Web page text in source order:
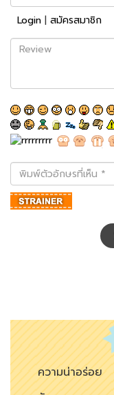
Login | สมัครสมาชิก
Review
พิมพ์
ตัว
อักษร
ที่
ความน่าอร่อย